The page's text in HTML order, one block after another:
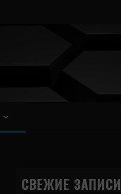
СВЕЖИЕ ЗАПИСИ